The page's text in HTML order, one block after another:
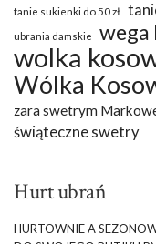
tanie sukienki do 50 zł
ubrania damskie wega
wolka
Wólka
zara swetrym
świąteczne swetry
Hurt ubrań
HURTOWNIE A